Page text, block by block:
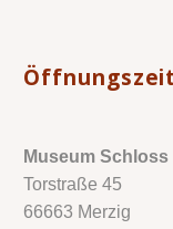
Museum
Torstraße 45
66663 Merzig